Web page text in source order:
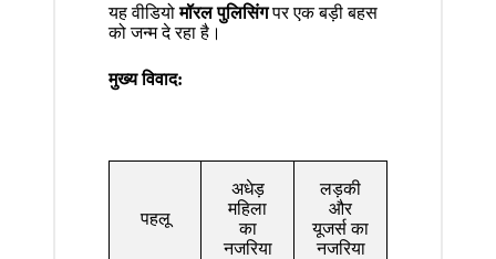
यह वीडियोमॉरल पुलिसिंगपर एक बड़ी बहस
को जन्म दे रहा है।
मुख्य विवाद:
पहलू
अधेड़
महिला
का
नजरिया
लड़की
और
यूजर्स का
नजरिया